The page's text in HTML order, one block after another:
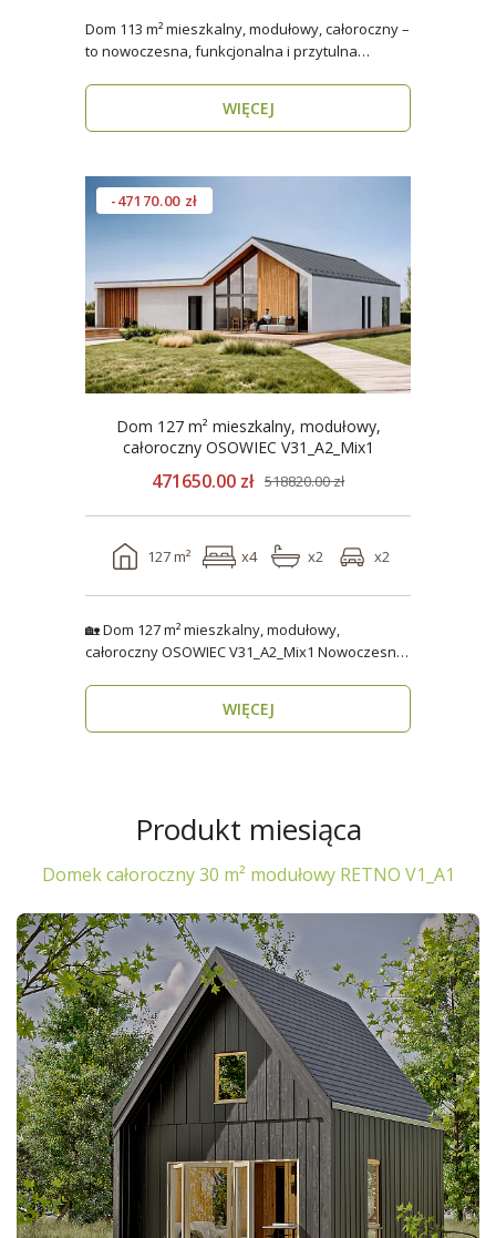
Dom 113 m² mieszkalny, modułowy, całoroczny –
to nowoczesna, funkcjonalna i przytulna
WIĘCEJ
-47170.00 zł
Dom 127 m² mieszkalny, modułowy,
całoroczny OSOWIEC V31_A2_Mix1
471650.00 zł 518820.00 zł
127 m² x4 x2 x2
🏡 Dom 127 m² mieszkalny, modułowy,
całoroczny OSOWIEC V31_A2_Mix1 Nowoczesny,
WIĘCEJ
Produkt miesiąca
Domek całoroczny 30 m² modułowy RETNO V1_A1